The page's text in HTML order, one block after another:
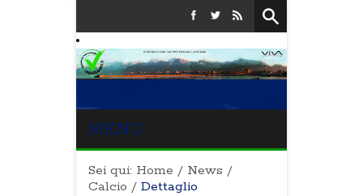
MENU
Sei qui: Home / News /
Calcio / Dettaglio